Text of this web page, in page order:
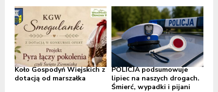
Koło Gospodyń Wiejskich z
dotacją od marszałka
POLICJA podsumowuje
lipiec na naszych drogach.
Śmierć, wypadki i pijani